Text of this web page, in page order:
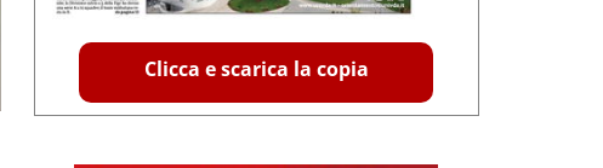
Clicca e scarica la copia